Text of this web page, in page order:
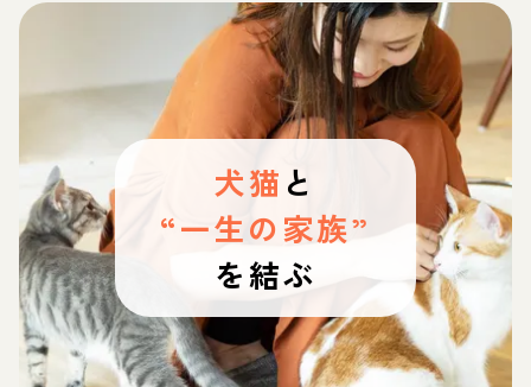
犬猫 と
“一生の家族”
を結ぶ